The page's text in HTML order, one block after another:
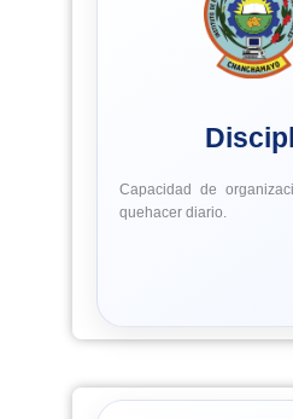
Capacidad de
quehacer diario.